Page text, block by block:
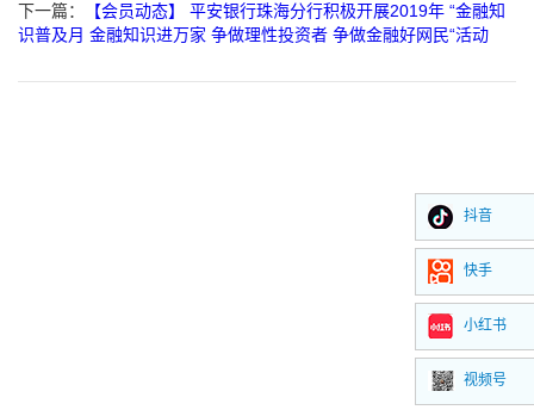
下一篇：
【会员动态】 平安银行珠海分行积极开展2019年 “金融知
识普及月 金融知识进万家 争做理性投资者 争做金融好网民“活动
抖音
快手
小红书
视频号